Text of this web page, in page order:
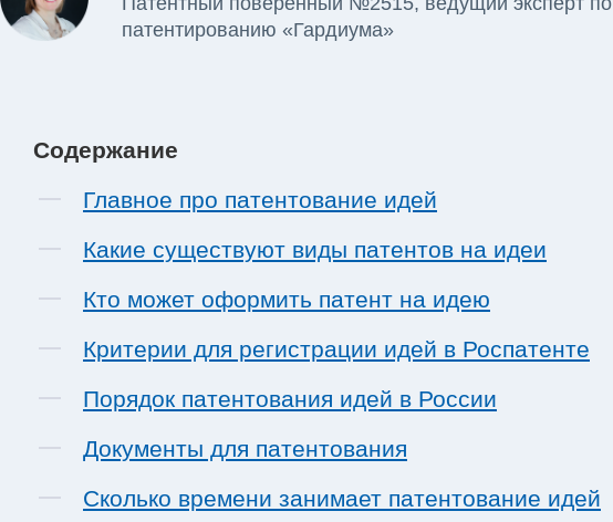
патентированию «Гардиума»
Содержание
Главное про патентование идей
Какие существуют виды патентов на идеи
Кто может оформить патент на идею
Критерии для регистрации идей в Роспатенте
Порядок патентования идей в России
Документы для патентования
Сколько времени занимает патентование идей